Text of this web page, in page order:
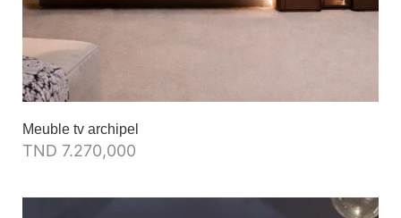
Meuble tv archipel
TND 7.270,000